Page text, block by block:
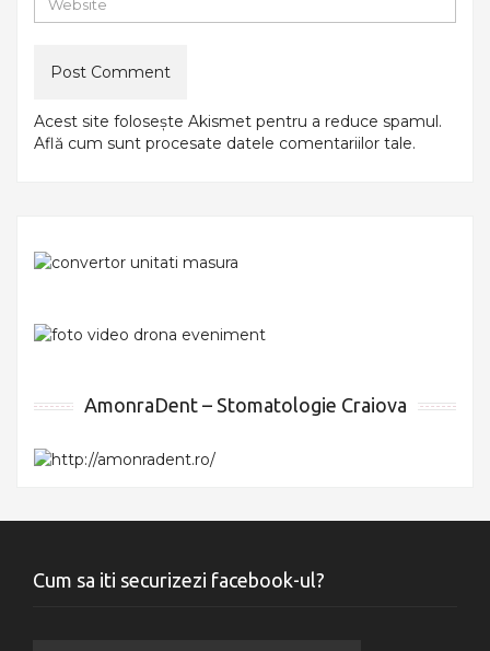
Acest site folosește Akismet pentru a reduce spamul.
Află cum sunt procesate datele comentariilor tale.
AmonraDent – Stomatologie Craiova
Cum sa iti securizezi facebook-ul?